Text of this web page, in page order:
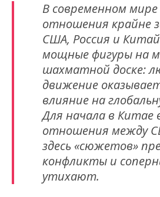
В современном
отношения крайне
США, Россия и
мощные фигуры на
шахматной доске:
движение
влияние на
Для начала в Китае
отношения между
здесь «сюжетов»
конфликты и
утихают.